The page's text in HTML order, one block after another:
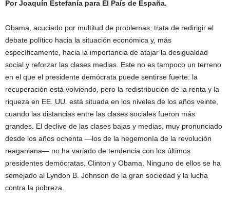
Por Joaquín Estefanía para El País de España.
Obama, acuciado por multitud de problemas, trata de redirigir el
debate político hacia la situación económica y, más
específicamente, hacia la importancia de atajar la desigualdad
social y reforzar las clases medias. Este no es tampoco un terreno
en el que el presidente demócrata puede sentirse fuerte: la
recuperación está volviendo, pero la redistribución de la renta y la
riqueza en EE. UU. está situada en los niveles de los años veinte,
cuando las distancias entre las clases sociales fueron más
grandes. El declive de las clases bajas y medias, muy pronunciado
desde los años ochenta —los de la hegemonía de la revolución
reaganiana— no ha variado de tendencia con los últimos
presidentes demócratas, Clinton y Obama. Ninguno de ellos se ha
semejado al Lyndon B. Johnson de la gran sociedad y la lucha
contra la pobreza.